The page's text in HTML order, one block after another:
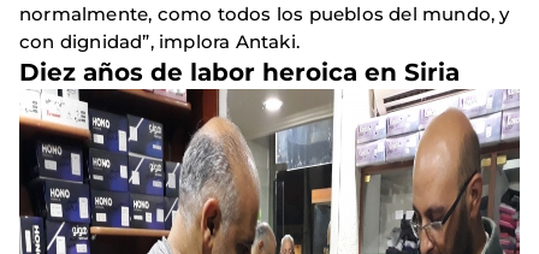
normalmente, como todos los pueblos del mundo, y
con dignidad”, implora Antaki.
Diez años de labor heroica en Siria